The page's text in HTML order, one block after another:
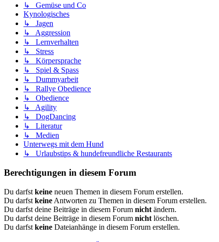
↳ Gemüse und Co
Kynologisches
↳ Jagen
↳ Aggression
↳ Lernverhalten
↳ Stress
↳ Körpersprache
↳ Spiel & Spass
↳ Dummyarbeit
↳ Rallye Obedience
↳ Obedience
↳ Agility
↳ DogDancing
↳ Literatur
↳ Medien
Unterwegs mit dem Hund
↳ Urlaubstips & hundefreundliche Restaurants
Berechtigungen in diesem Forum
Du darfst keine neuen Themen in diesem Forum erstellen.
Du darfst keine Antworten zu Themen in diesem Forum erstellen.
Du darfst deine Beiträge in diesem Forum nicht ändern.
Du darfst deine Beiträge in diesem Forum nicht löschen.
Du darfst keine Dateianhänge in diesem Forum erstellen.